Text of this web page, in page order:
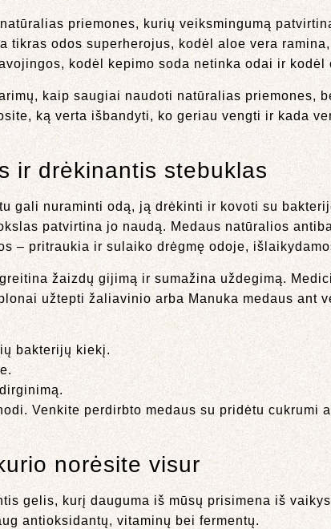
priemones, kurių veiksmingumą
tikras odos superherojus, kodėl aloe vera
kodėl kepimo soda netinka odai ir
kaip saugiai naudoti natūralias priemones,
ką verta išbandyti, ko geriau vengti ir kada
ir drėkinantis stebuklas
gali nuraminti odą, ją drėkinti ir kovoti su
patvirtina jo naudą. Medaus natūralios
– pritraukia ir sulaiko drėgmę odoje,
žaizdų gijimą ir sumažina uždegimą.
užtepti žaliavinio arba Manuka medaus ant
bakterijų kiekį.
Venkite perdirbto medaus su pridėtu cukrumi
norėsite visur
gelis, kurį dauguma iš mūsų prisimena iš
antioksidantų, vitaminų bei fermentų.